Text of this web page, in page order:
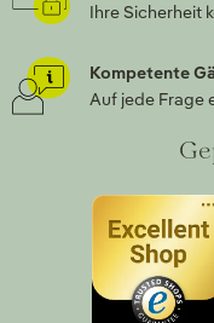
Ihre Sicherheit
Kompetente
Auf jede Frage